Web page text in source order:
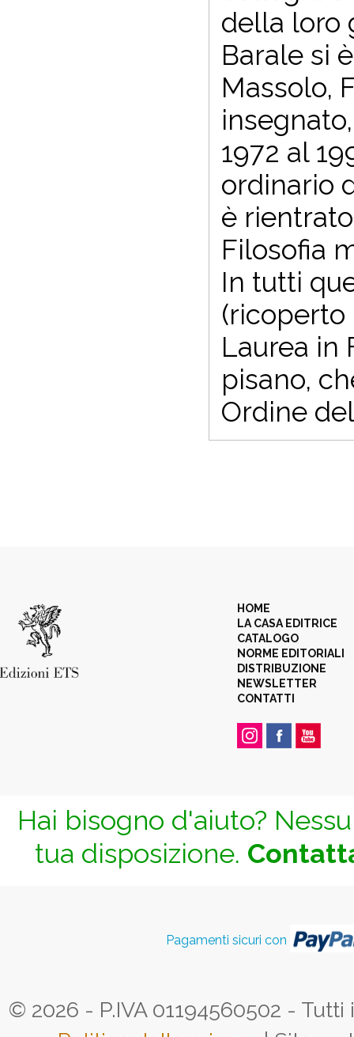
della loro
Barale si
Massolo,
1972 al
ordinario
è
Filosofia
In tutti
(ricoperto
Laurea in
pisano,
Ordine
HOME
LA CASA EDITRICE
CATALOGO
NORME EDITORIALI
DISTRIBUZIONE
NEWSLETTER
CONTATTI
Hai bisogno d'aiuto?
tua disposizione.
Pagamenti sicuri con
© 2026 - P.IVA 01194560502 -